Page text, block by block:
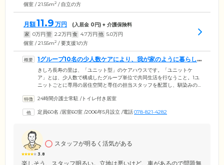
個室 / 21.55m2 / 自立の方
月額11.9 万円 (入居金 0円) + 介護保険料
家 0万円 管 2.2万円 食 4.7万円 他 5.0万円
個室 / 21.55m2 / 要支援1の方
1グループ10名の少人数ケアにより、我が家のように暮らし
ていただけます
きしろ長寿の里は、「ユニット型」のケアハウスです。「ユニットケ
ア」とは、少人数で構成したグループ単位で共同生活を行なうこと。1ユ
ニットごとに専用の居住空間と専任の担当スタッフを配置し、馴染みの
のリビングスペースを囲むように配置。そのため、最大定員60名という
現しています。ケアスタッフは、24時間365日常駐。将来的に介護度が高
24時間介護士常駐 /トイレ付き居室
定員60名 /居室60室 /2006年5月設立 /電話078-821-4282
3.8
スタッフが明るく活気がある
楽しそう、スタッフ明るい。立地は悪いけど、車があるので問題無